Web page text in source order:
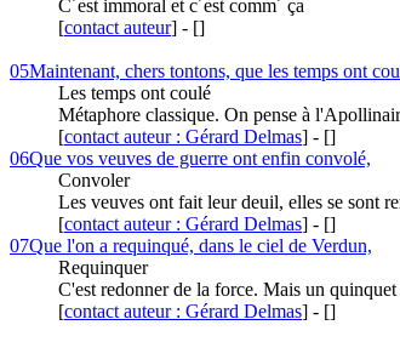
C´est immoral et c´est comm´ ça
[contact auteur] - []
05Maintenant, chers tontons, que les temps ont
Les temps ont coulé
Métaphore classique. On pense à
[contact auteur : Gérard Delmas] - []
06Que vos veuves de guerre ont enfin convolé,
Convoler
Les veuves ont fait leur deuil, elles se sont
[contact auteur : Gérard Delmas] - []
07Que l'on a requinqué, dans le ciel de Verdun,
Requinquer
C'est redonner de la force. Mais un
[contact auteur : Gérard Delmas] - []